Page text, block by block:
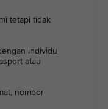
tetapi tidak
individu
atau
nombor